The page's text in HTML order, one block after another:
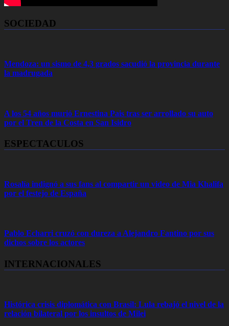
SOCIEDAD
Mendoza: un sismo de 4,3 grados sacudió la provincia durante
la madrugada
A los 54 años murió Ernestina Pais tras ser arrollado su auto
por el Tren de la Costa en San Isidro
ESPECTACULOS
Rosalía indignó a sus fans al compartir un video de Mia Khalifa
por el festejo de España
Pablo Echarri cruzó con dureza a Alejandro Fantino por sus
dichos sobre los actores
INTERNACIONALES
Histórica crisis diplomática con Brasil: Lula rebajó el nivel de la
relación bilateral por los insultos de Milei